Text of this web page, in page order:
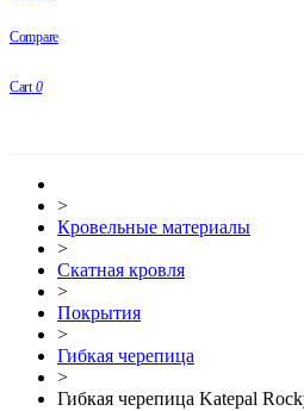
Compare
Cart 0
>
Кровельные материалы
>
Скатная кровля
>
Покрытия
>
Гибкая черепица
>
Гибкая черепица Katepal